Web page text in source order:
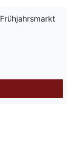
Frühjahrsmarkt